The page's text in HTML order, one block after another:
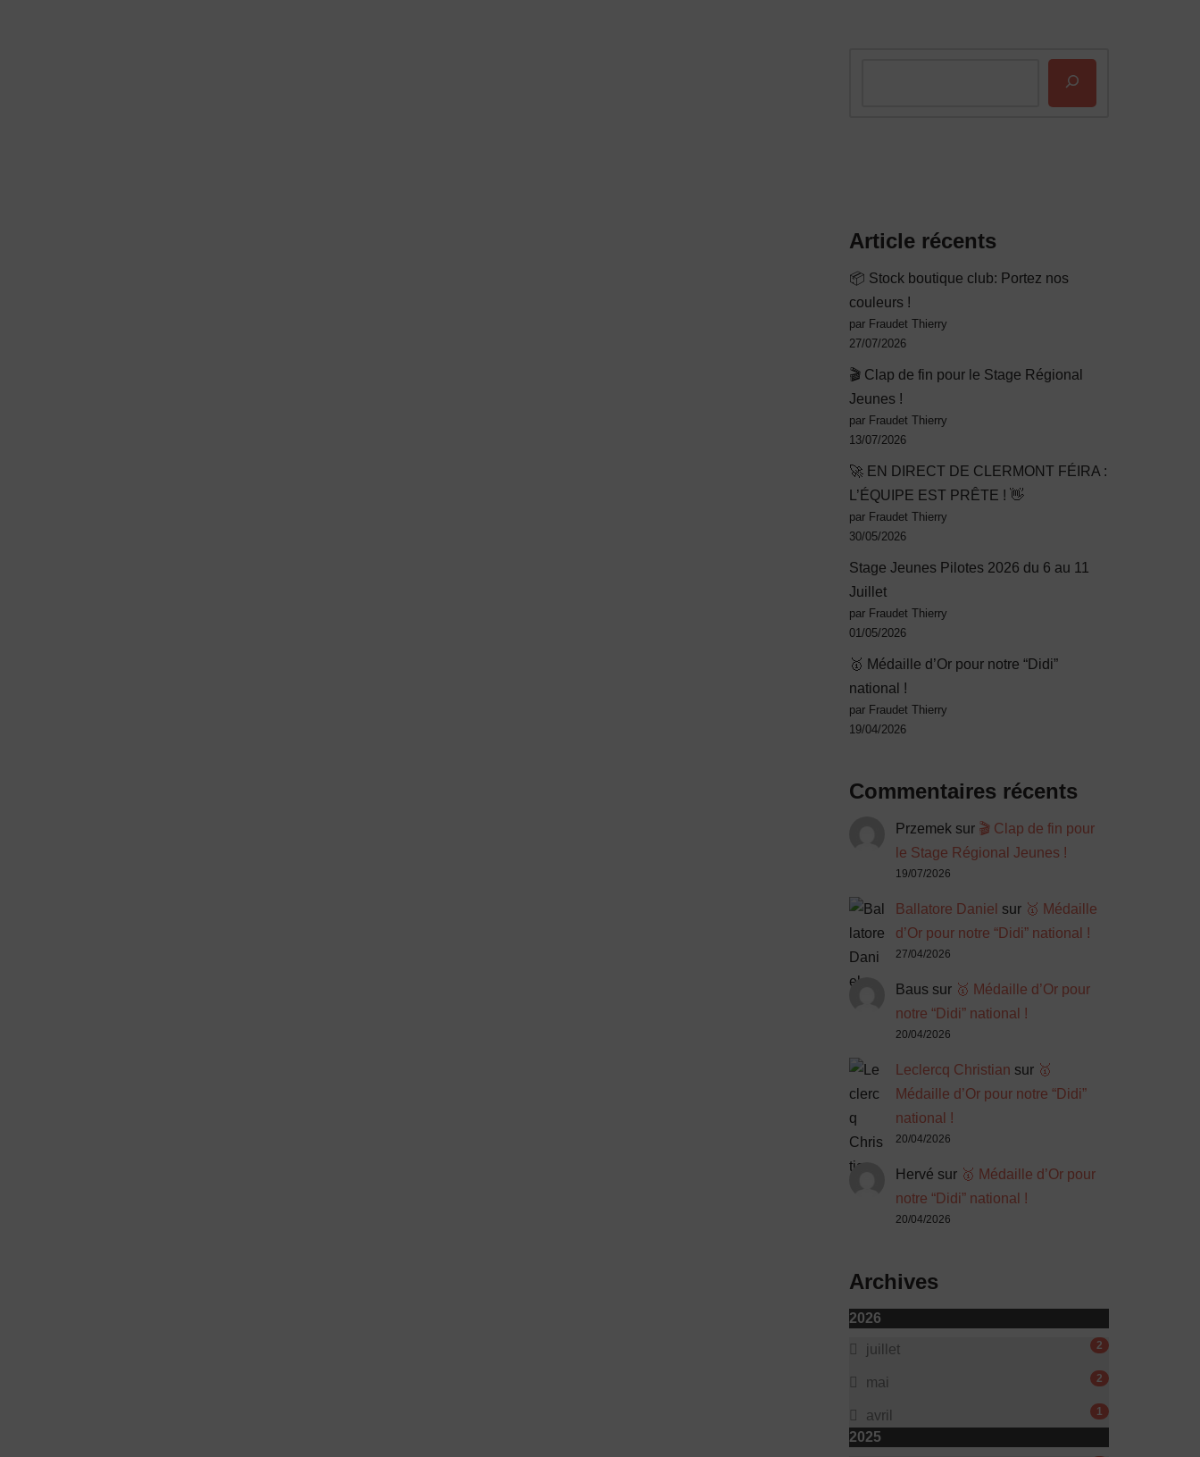
Article récents
📦 Stock boutique club: Portez nos
couleurs !
par Fraudet Thierry
27/07/2026
🎬 Clap de fin pour le Stage Régional
Jeunes !
par Fraudet Thierry
13/07/2026
🚀 EN DIRECT DE CLERMONT FÉIRA :
L’ÉQUIPE EST PRÊTE ! 👋
par Fraudet Thierry
30/05/2026
Stage Jeunes Pilotes 2026 du 6 au 11
Juillet
par Fraudet Thierry
01/05/2026
🥇 Médaille d’Or pour notre “Didi”
national !
par Fraudet Thierry
19/04/2026
Commentaires récents
Przemek sur 🎬 Clap de fin pour
le Stage Régional Jeunes !
19/07/2026
Ballatore Daniel sur 🥇 Médaille
d’Or pour notre “Didi” national !
27/04/2026
Baus sur 🥇 Médaille d’Or pour
notre “Didi” national !
20/04/2026
Leclercq Christian sur 🥇
Médaille d’Or pour notre “Didi”
national !
20/04/2026
Hervé sur 🥇 Médaille d’Or pour
notre “Didi” national !
20/04/2026
Archives
2026
juillet 2
mai 2
avril 1
2025